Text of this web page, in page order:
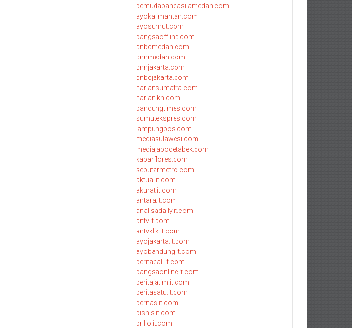
pemudapancasilamedan.com
ayokalimantan.com
ayosumut.com
bangsaoffline.com
cnbcmedan.com
cnnmedan.com
cnnjakarta.com
cnbcjakarta.com
hariansumatra.com
harianikn.com
bandungtimes.com
sumutekspres.com
lampungpos.com
mediasulawesi.com
mediajabodetabek.com
kabarflores.com
seputarmetro.com
aktual.it.com
akurat.it.com
antara.it.com
analisadaily.it.com
antv.it.com
antvklik.it.com
ayojakarta.it.com
ayobandung.it.com
beritabali.it.com
bangsaonline.it.com
beritajatim.it.com
beritasatu.it.com
bernas.it.com
bisnis.it.com
brilio.it.com